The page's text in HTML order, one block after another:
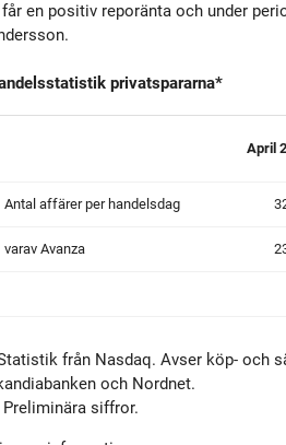
en positiv reporänta och under
privatspararna*
April
Antal affärer per handelsdag
varav Avanza
från Nasdaq. Avser köp- och
och Nordnet.
Preliminära siffror.